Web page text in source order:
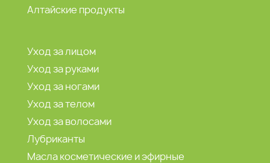
Алтайские продукты
Уход за лицом
Уход за руками
Уход за ногами
Уход за телом
Уход за волосами
Лубриканты
Масла косметические и эфирные